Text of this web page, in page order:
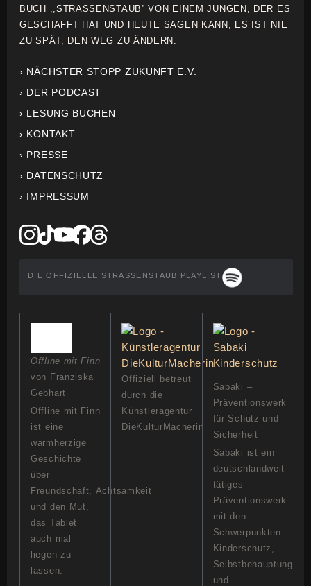
BUCH ,,STRASSENSTAUB” VON EINEM JUNGEN, DER ES
GESCHAFFT HAT UND HEUTE SAGEN KANN, ES IST NIE
ZU SPÄT, DEN WEG ZU ÄNDERN.
› NÄCHSTER STOPP ZUKUNFT E.V.
› DER PODCAST
› LESUNG BUCHEN
› KONTAKT
› PRESSE
› DATENSCHUTZ
› IMPRESSUM
DIE OFFIZIELLE STRASSENSTAUB PLAYLIST
Offline mit Finn
von Franziska
Gebhart
Offline mit Finn
ist eine
warmherzige
Geschichte
über
Freundschaft, Achtsamkeit
und den Mut,
das Tablet
auch mal
liegen zu
lassen.
Offiziell betreut
durch die
Künstleragentur
DieKulturMacherin
Sabaki –
Präventionswerk
für Schutz und
Sicherheit
Sabaki ist ein
deutschlandweit
tätiges
Präventionswerk
mit den
Schwerpunkten
Kinderschutz,
Selbstbehauptung
und